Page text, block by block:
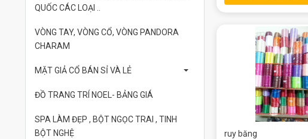
QUỐC CÁC LOẠI ..
VÒNG TAY, VÒNG CỔ, VÒNG PANDORA
CHARAM
MẶT GIẢ CỔ BÁN SỈ VÀ LẺ
ĐỒ TRANG TRÍ NOEL- BẢNG GIÁ
SPA LÀM ĐẸP , BỘT NGỌC TRAI , TINH
BỘT NGHỆ
ruy băng